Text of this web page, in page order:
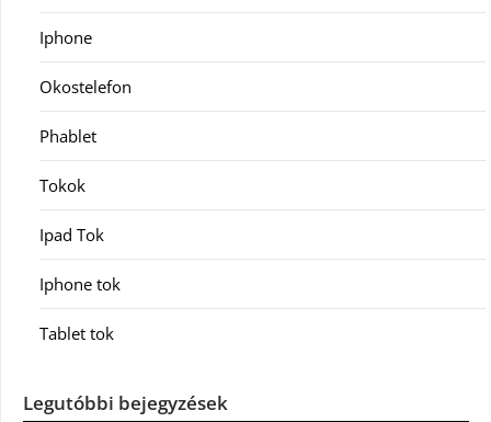
Iphone
Okostelefon
Phablet
Tokok
Ipad Tok
Iphone tok
Tablet tok
Legutóbbi bejegyzések